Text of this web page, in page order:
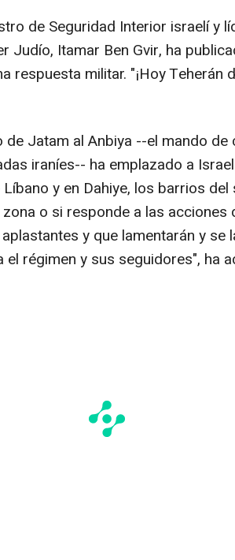
de Seguridad Interior israelí y
Judío, Itamar Ben Gvir, ha
respuesta militar. "¡Hoy Teherán
de Jatam al Anbiya --el mando
iraníes-- ha emplazado a
y en Dahiye, los barrios del
o si responde a las acciones
y que lamentarán y se
régimen y sus seguidores", ha